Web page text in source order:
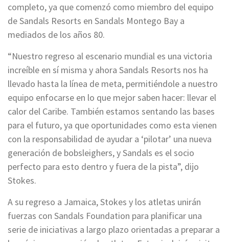
completo, ya que comenzó como miembro del equipo
de Sandals Resorts en Sandals Montego Bay a
mediados de los años 80.
“Nuestro regreso al escenario mundial es una victoria
increíble en sí misma y ahora Sandals Resorts nos ha
llevado hasta la línea de meta, permitiéndole a nuestro
equipo enfocarse en lo que mejor saben hacer: llevar el
calor del Caribe. También estamos sentando las bases
para el futuro, ya que oportunidades como esta vienen
con la responsabilidad de ayudar a ‘pilotar’ una nueva
generación de bobsleighers, y Sandals es el socio
perfecto para esto dentro y fuera de la pista”, dijo
Stokes.
A su regreso a Jamaica, Stokes y los atletas unirán
fuerzas con Sandals Foundation para planificar una
serie de iniciativas a largo plazo orientadas a preparar a